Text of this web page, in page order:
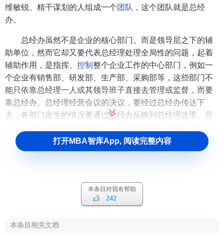
维敏锐、精干谋划的人组成一个团队 ，这个团队就是总经
办。
总经办虽然不是企业的核心部门。而是领导层之下的辅
助单位，然而它却又要代表总经理处理全局性的问题，起着
辅助作用，是指挥、 控制 整个企业工作的中心部门，例如一
个企业有销售部、研发部、生产部、采购部等，这些部门不
能只依靠总经理一人或其领导班子直接去管理或监督，而要
靠总经办。总经理经营会议的决议，要经过总经办传达下
去，各部门发生的情况要通过总经办反映到总经理这里。尽
于工作需要而产生的协调，是一种平级间的协调，不存在淮
领导谁的问题。但是，当总经办参与(或牵头)协调，就或多或
理的指导思想的贯彻。所以，总经办在横向关系的协调中，
往往带有领导性质，体现一定企业组织系统的领导意图。
总经办又是一个单位的信息网络中心，是各种信息的交
打开MBA智库App, 阅读完整内容
本条目对我有帮助
242
本条目相关文档